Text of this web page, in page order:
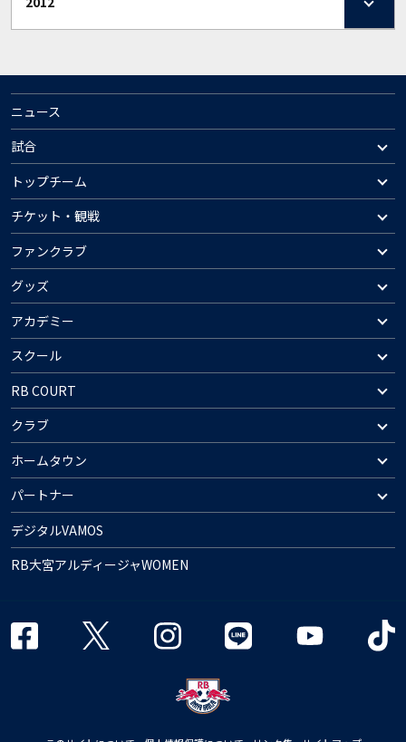
ニュース
試合
トップチーム
チケット・観戦
ファンクラブ
グッズ
アカデミー
スクール
RB COURT
クラブ
ホームタウン
パートナー
デジタルVAMOS
RB大宮アルディージャWOMEN